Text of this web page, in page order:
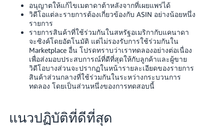
อนุญาตให้แก้ไขเมตาดาต้าหลังจากที่เผยแพร่ได้
วิดีโอแต่ละรายการต้องเกี่ยวข้องกับ ASIN อย่างน้อยหนึ่ง
รายการ
รายการสินค้าที่ใช้ร่วมกันในสหรัฐอเมริกากับแคนาดา
จะซิงค์โดยอัตโนมัติ แต่ไม่รองรับการใช้ร่วมกันใน
Marketplace อื่น โปรดทราบว่าเราทดลองอย่างต่อเนื่อง
เพื่อส่งมอบประสบการณ์ที่ดีที่สุดให้กับลูกค้าและผู้ขาย
วิดีโอบางส่วนจะปรากฏในหน้ารายละเอียดของรายการ
สินค้าส่วนกลางที่ใช้ร่วมกันในระหว่างกระบวนการ
ทดลอง โดยเป็นส่วนหนึ่งของการทดสอบนี้
แนวปฏิบัติที่ดีที่สุด